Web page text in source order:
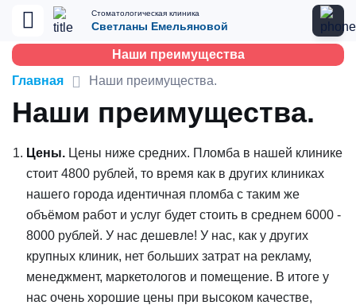
Стоматологическая клиника
Светланы Емельяновой
Наши преимущества
Главная
Наши преимущества.
Наши преимущества.
Цены. Цены ниже средних. Пломба в нашей клинике
стоит 4800 рублей, то время как в других клиниках
нашего города идентичная пломба с таким же
объёмом работ и услуг будет стоить в среднем 6000 -
8000 рублей. У нас дешевле! У нас, как у других
крупных клиник, нет больших затрат на рекламу,
менеджмент, маркетологов и помещение. В итоге у
нас очень хорошие цены при высоком качестве,